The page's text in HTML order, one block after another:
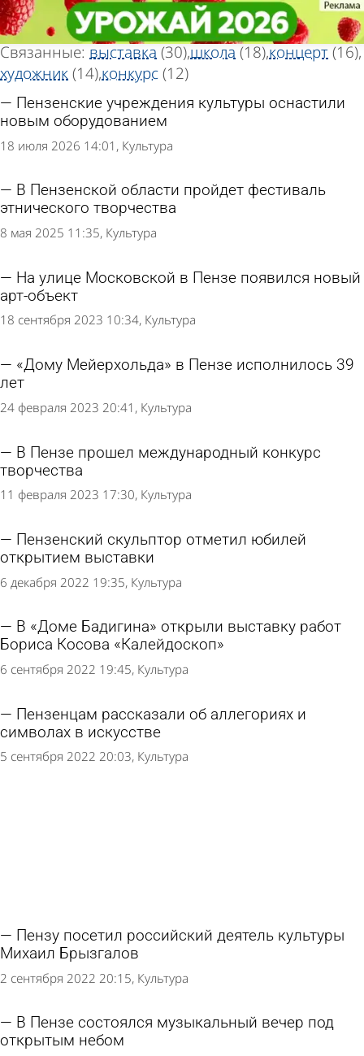
«Искусство»
Тег новостей
Всего найдено 144 новости
Связанные: выставка (30)школа (18)концерт(16)
художник(14)конкурс(12)
Пензенские учреждения культуры оснастили
новым оборудованием
18 июля 2026 14:01 Культура
В Пензенской области пройдет фестиваль
этнического творчества
8 мая 2025 11:35 Культура
На улице Московской в Пензе появился новый
арт-объект
18 сентября 2023 10:34 Культура
«Дому Мейерхольда» в Пензе исполнилось 39
лет
24 февраля 2023 20:41 Культура
В Пензе прошел международный конкурс
творчества
11 февраля 2023 17:30 Культура
Пензенский скульптор отметил юбилей
открытием выставки
6 декабря 2022 19:35 Культура
В «Доме Бадигина» открыли выставку работ
Бориса Косова «Калейдоскоп»
6 сентября 2022 19:45 Культура
Пензенцам рассказали об аллегориях и
символах в искусстве
5 сентября 2022 20:03 Культура
Пензу посетил российский деятель культуры
Михаил Брызгалов
2 сентября 2022 20:15 Культура
В Пензе состоялся музыкальный вечер под
открытым небом
«Искусство»
Тег новостей